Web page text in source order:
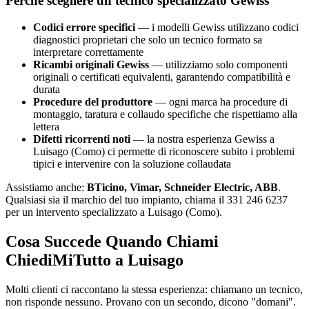
Codici errore specifici — i modelli Gewiss utilizzano codici
diagnostici proprietari che solo un tecnico formato sa
interpretare correttamente
Ricambi originali Gewiss — utilizziamo solo componenti
originali o certificati equivalenti, garantendo compatibilità e
durata
Procedure del produttore — ogni marca ha procedure di
montaggio, taratura e collaudo specifiche che rispettiamo alla
lettera
Difetti ricorrenti noti — la nostra esperienza Gewiss a
Luisago (Como) ci permette di riconoscere subito i problemi
tipici e intervenire con la soluzione collaudata
Assistiamo anche: BTicino, Vimar, Schneider Electric, ABB.
Qualsiasi sia il marchio del tuo impianto, chiama il 331 246 6237
per un intervento specializzato a Luisago (Como).
Cosa Succede Quando Chiami
ChiediMiTutto a Luisago
Molti clienti ci raccontano la stessa esperienza: chiamano un tecnico,
non risponde nessuno. Provano con un secondo, dicono "domani".